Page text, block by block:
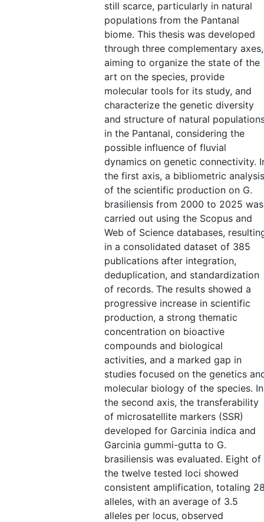
still scarce, particularly in natural
populations from the Pantanal
biome. This thesis was developed
through three complementary axes,
aiming to organize the state of the
art on the species, provide
molecular tools for its study, and
characterize the genetic diversity
and structure of natural
in the Pantanal, considering the
possible influence of fluvial
dynamics on genetic connectivity.
the first axis, a bibliometric analysis
of the scientific production on G.
brasiliensis from 2000 to 2025 was
carried out using the Scopus and
Web of Science databases,
in a consolidated dataset of 385
publications after integration,
deduplication, and standardization
of records. The results showed a
progressive increase in scientific
production, a strong thematic
concentration on bioactive
compounds and biological
activities, and a marked gap in
studies focused on the genetics
molecular biology of the species. In
the second axis, the transferability
of microsatellite markers (SSR)
developed for Garcinia indica and
Garcinia gummi-gutta to G.
brasiliensis was evaluated. Eight of
the twelve tested loci showed
consistent amplification, totaling
alleles, with an average of 3.5
alleles per locus, observed